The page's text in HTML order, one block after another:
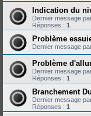
Indication du
Dernier message
Réponses : 1
Problème
Dernier message
Problème
Dernier message
Réponses : 1
Branchement
Dernier message
Réponses : 1